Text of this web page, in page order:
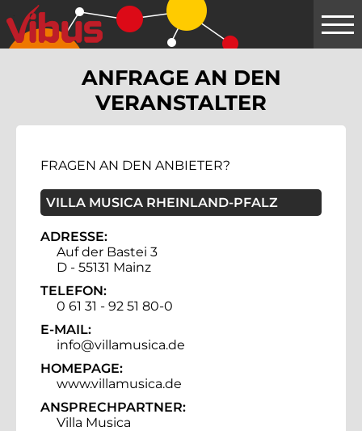
Springe
zum
Hauptinhalt
ANFRAGE AN DEN
VERANSTALTER
FRAGEN AN DEN ANBIETER?
VILLA MUSICA RHEINLAND-PFALZ
ADRESSE:
Auf der Bastei 3
D - 55131 Mainz
TELEFON:
0 61 31 - 92 51 80-0
E-MAIL:
info@villamusica.de
HOMEPAGE:
www.villamusica.de
ANSPRECHPARTNER:
Villa Musica